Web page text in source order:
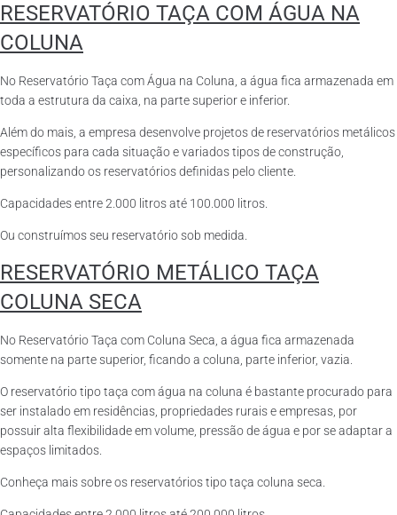
RESERVATÓRIO TAÇA COM ÁGUA NA
COLUNA
No Reservatório Taça com Água na Coluna, a água fica armazenada em
toda a estrutura da caixa, na parte superior e inferior.
Além do mais, a empresa desenvolve projetos de reservatórios metálicos
específicos para cada situação e variados tipos de construção,
personalizando os reservatórios definidas pelo cliente.
Capacidades entre 2.000 litros até 100.000 litros.
Ou construímos seu reservatório sob medida.
RESERVATÓRIO METÁLICO TAÇA
COLUNA SECA
No Reservatório Taça com Coluna Seca, a água fica armazenada
somente na parte superior, ficando a coluna, parte inferior, vazia.
O reservatório tipo taça com água na coluna é bastante procurado para
ser instalado em residências, propriedades rurais e empresas, por
possuir alta flexibilidade em volume, pressão de água e por se adaptar a
espaços limitados.
Conheça mais sobre os reservatórios tipo taça coluna seca.